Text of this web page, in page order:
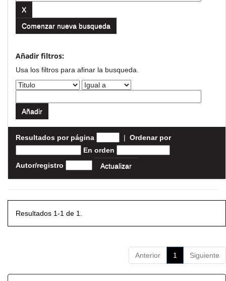
Comenzar nueva busqueda
Añadir filtros:
Usa los filtros para afinar la busqueda.
Resultados por página | Ordenar por
En orden
Autor/registro
Resultados 1-1 de 1.
Anterior 1 Siguiente